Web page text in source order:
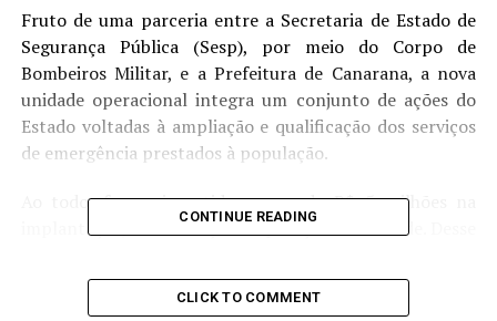
Fruto de uma parceria entre a Secretaria de Estado de
Segurança Pública (Sesp), por meio do Corpo de
Bombeiros Militar, e a Prefeitura de Canarana, a nova
unidade operacional integra um conjunto de ações do
Estado voltadas à ampliação e qualificação dos serviços
de emergência prestados à população.
Ao todo, foram investidos cerca de R$ 5 milhões na
implantação, estruturação e operação da unidade. Desse
investimentos operacionais, entre viaturas de combate a
incêndio, de atendimento pré-hospitalar, de salvamento
CONTINUE READING
CLICK TO COMMENT